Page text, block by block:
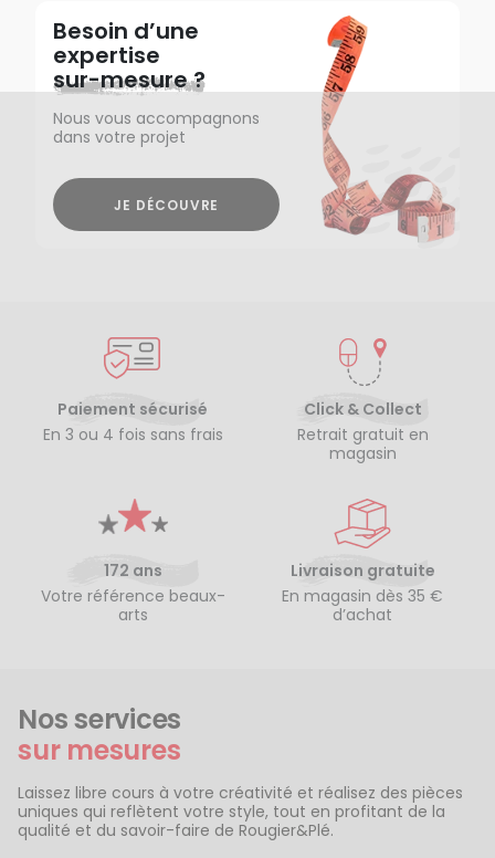
Besoin d’une
expertise
sur-mesure ?
Nous vous accompagnons
dans votre projet
JE DÉCOUVRE
Paiement sécurisé
En 3 ou 4 fois sans frais
Click & Collect
Retrait gratuit en
magasin
172 ans
Votre référence beaux-
arts
Livraison gratuite
En magasin dès 35 €
d’achat
Nos services
sur mesures
Laissez libre cours à votre créativité et réalisez des pièces
uniques qui reflètent votre style, tout en profitant de la
qualité et du savoir-faire de Rougier&Plé.